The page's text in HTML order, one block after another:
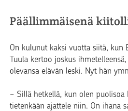
Päällimmäisenä
On kulunut kaksi vuotta siitä, kun
Tuula kertoo joskus
olevansa elävän leski. Nyt hän
− Sillä hetkellä, kun olen puolisoa
tietenkään ajattele niin. On ihana